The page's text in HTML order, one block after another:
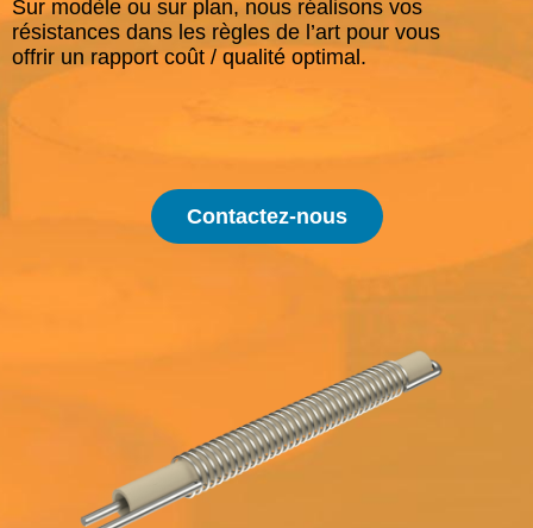
Sur modèle ou sur plan, nous réalisons vos
résistances dans les règles de l’art pour vous
offrir un rapport coût / qualité optimal.
Contactez-nous